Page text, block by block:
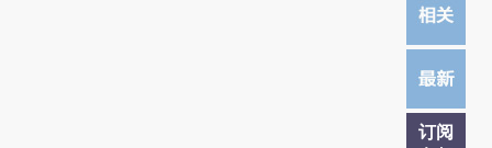
订阅